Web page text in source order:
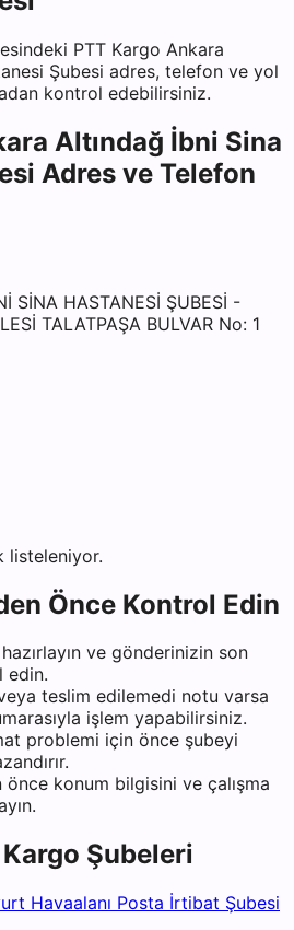
PTT Kargo Ankara
Şubesi adres, telefon ve yol
kontrol edebilirsiniz.
Altındağ İbni Sina
Adres ve Telefon
SİNA HASTANESİ ŞUBESİ -
TALATPAŞA BULVAR No: 1
listeleniyor.
Önce Kontrol Edin
ve gönderinizin son
edin.
teslim edilemedi notu varsa
işlem yapabilirsiniz.
problemi için önce şubeyi
konum bilgisini ve çalışma
Şubeleri
Havaalanı Posta İrtibat Şubesi